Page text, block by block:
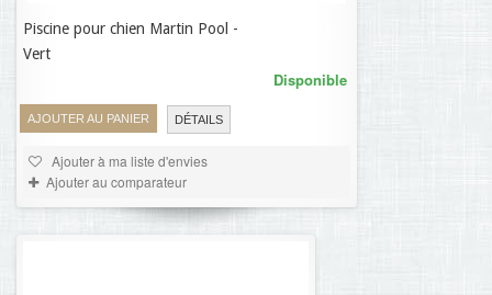
Piscine pour chien Martin Pool -
Vert
AJOUTER AU PANIER DÉTAILS
Disponible
Ajouter à ma liste d'envies
Ajouter au comparateur